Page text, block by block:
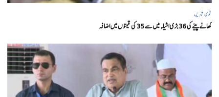
قومی خبریں
کھانے پینے کی 36 بڑی اشیاء میں سے 35 کی قیمتوں میں اضافہ